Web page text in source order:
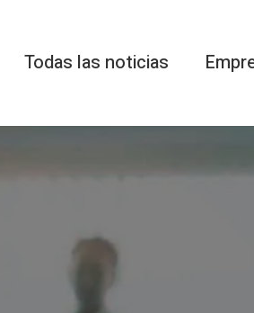
Todas las noticias